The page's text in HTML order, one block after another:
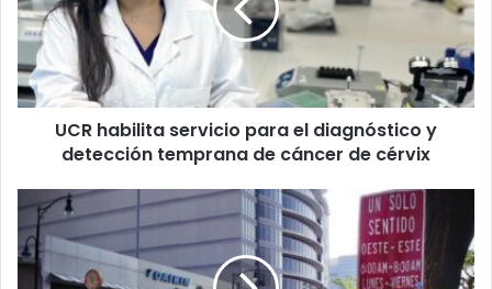
el
diagnóstico
y
detección
temprana
cáncer
cérvix
UCR habilita servicio para el diagnóstico y
detección temprana de cáncer de cérvix
¡Atención
conductores!
sentido
único